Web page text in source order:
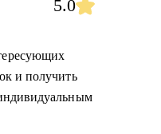
5.0
и получить